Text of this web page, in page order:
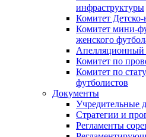
инфраструктуры
Комитет
Комитет мини-
женского
Апелляционный
Комитет по
Комитет по
футболистов
Документы
Учредительные
Стратегии и
Регламенты